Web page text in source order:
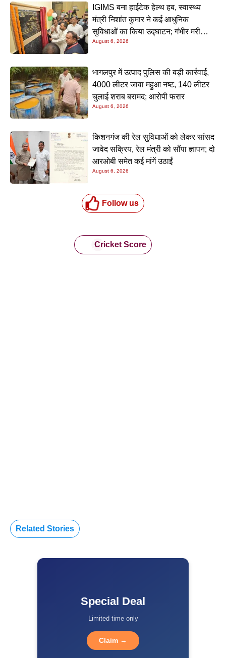
IGIMS बना हाईटेक हेल्थ हब, स्वास्थ्य
मंत्री निशांत कुमार ने कई आधुनिक
सुविधाओं का किया उद्घाटन; गंभीर मरीजों
के इलाज में आएगा बड़ा सुधार
August 6, 2026
भागलपुर में उत्पाद पुलिस की बड़ी कार्रवाई,
4000 लीटर जावा महुआ नष्ट, 140 लीटर
चुलाई शराब बरामद; आरोपी फरार
August 6, 2026
किशनगंज की रेल सुविधाओं को लेकर सांसद
जावेद सक्रिय, रेल मंत्री को सौंपा ज्ञापन; दो
आरओबी समेत कई मांगें उठाईं
August 6, 2026
Follow us
Cricket Score
Related Stories
Special Deal
Limited time only
Claim →